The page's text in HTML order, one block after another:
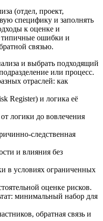
(отдел, проект,
специфику и заполнять
к оценке и
типичные ошибки и
связью.
и выбрать подходящий
или процесс.
отраслей: как
Register) и логика её
логики до вовлечения
следственная
и влияния без
в условиях ограниченных
оценке рисков.
минимальный набор для
обратная связь и